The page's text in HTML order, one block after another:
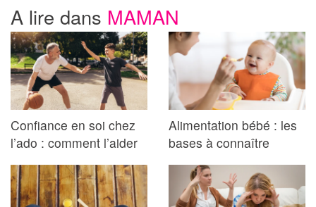
A lire dans MAMAN
Confiance en soi chez
l’ado : comment l’aider
Alimentation bébé : les
bases à connaître